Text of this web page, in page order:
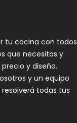
tu cocina con todos
que necesitas y
y diseño.
y un equipo
todas tus